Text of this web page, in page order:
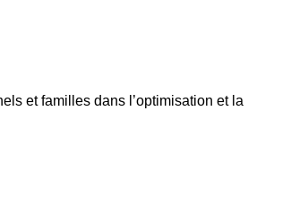
et familles dans l’optimisation et la